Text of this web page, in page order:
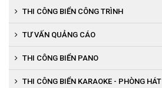
THI CÔNG BIỂN CÔNG TRÌNH
Thi công biển tường quây công trình
TƯ VẤN QUẢNG CÁO
THI CÔNG BIỂN PANO
THI CÔNG BIỂN KARAOKE - PHÒNG HÁT